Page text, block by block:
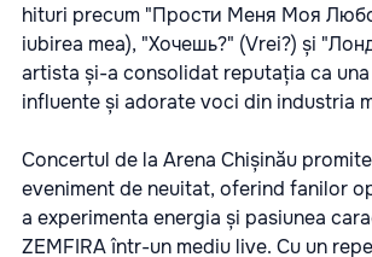
hituri precum "Прости Меня Моя
iubirea mea), "Хочешь?" (Vrei?) și
artista și-a consolidat reputația ca
influente și adorate voci din industria
Concertul de la Arena Chișinău
eveniment de neuitat, oferind fanilor
a experimenta energia și pasiunea
ZEMFIRA într-un mediu live. Cu un